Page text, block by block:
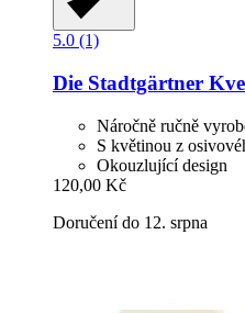
5.0 (1)
Die Stadtgärtner
Náročně ručně
S květinou z
Okouzlující design
120,00 Kč
Doručení do 12. srpna